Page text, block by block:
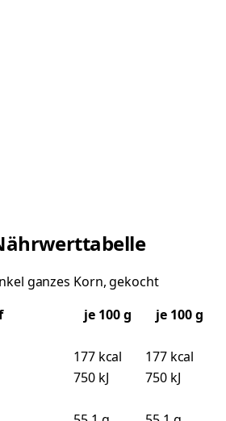
ganzes Korn, gekocht
je 100g
je 100 g
177 kcal
177 kcal
750 kJ
750 kJ